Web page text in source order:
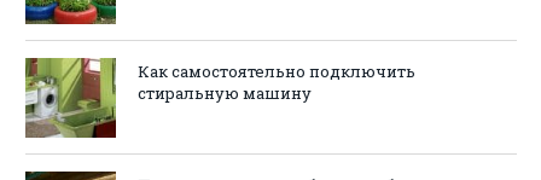
Как самостоятельно подключить
стиральную машину